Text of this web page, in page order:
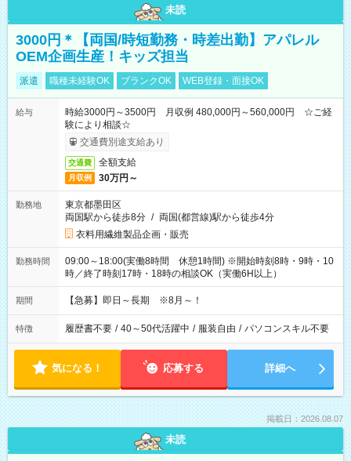
未読
3000円＊【両国/時短勤務・時差出勤】アパレル
OEM企画生産！キッズ担当
派遣 職種未経験OK ブランクOK WEB登録・面接OK
給与
時給3000円～3500円 月収例 480,000円～560,000円 ☆ご経
験により相談☆
交通費別途支給あり
交通費 全額支給
月収例 30万円～
勤務地
東京都墨田区
両国駅から徒歩8分 / 両国(都営線)駅から徒歩4分
衣料用繊維製品企画・販売
勤務時間
09:00～18:00(実働8時間 休憩1時間) ※開始時刻8時・9時・10
時／終了時刻17時・18時の相談OK（実働6H以上）
期間 【急募】即日～長期 ※8月～！
特徴 履歴書不要 / 40～50代活躍中 / 服装自由 / パソコンスキル不要
気になる！ 応募する 詳細へ
掲載日：2026.08.07
未読